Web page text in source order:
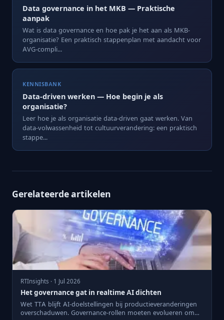
Data governance in het MKB — Praktische
aanpak
Wat is data governance en hoe pak je het aan als MKB-
organisatie? Een praktisch stappenplan met aandacht voor
AVG-compli...
KENNISBANK
Data-driven werken — Hoe begin je als
organisatie?
Leer hoe je als organisatie data-driven gaat werken. Van
data-volwassenheid tot cultuurverandering: een praktisch
stappe...
Gerelateerde artikelen
RTInsights · 1 Jul 2026
Het governance gat in realtime AI dichten
Wet TTA blijft AI-doelstellingen bij productieveranderingen
overschaduwen. Governance-rollen moeten evolueren om